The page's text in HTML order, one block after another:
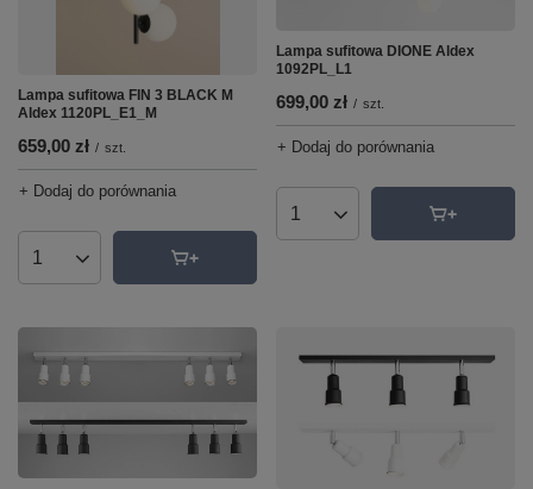
Lampa sufitowa FIN 3 BLACK M
Aldex 1120PL_E1_M
659,00 zł / szt.
+ Dodaj do porównania
Ilość produktów
Lampa sufitowa DIONE Aldex
1092PL_L1
699,00 zł / szt.
+ Dodaj do porównania
Ilość produktów